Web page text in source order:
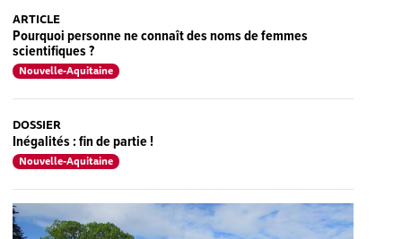
ARTICLE
Pourquoi personne ne connaît des noms de femmes
scientifiques ?
Nouvelle-Aquitaine
DOSSIER
Inégalités : fin de partie !
Nouvelle-Aquitaine